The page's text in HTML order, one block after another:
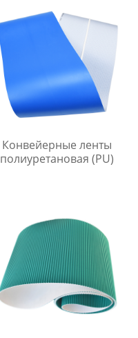
Конвейерные ленты
полиуретановая (PU)